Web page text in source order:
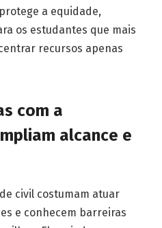
a equidade,
os estudantes que mais
recursos apenas
com a
alcance e
civil costumam atuar
e conhecem barreiras